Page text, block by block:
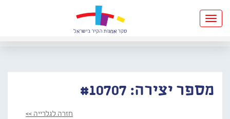
Toggle
navigation
מספר יצירה: #10707
חזרה לגלרייה >>